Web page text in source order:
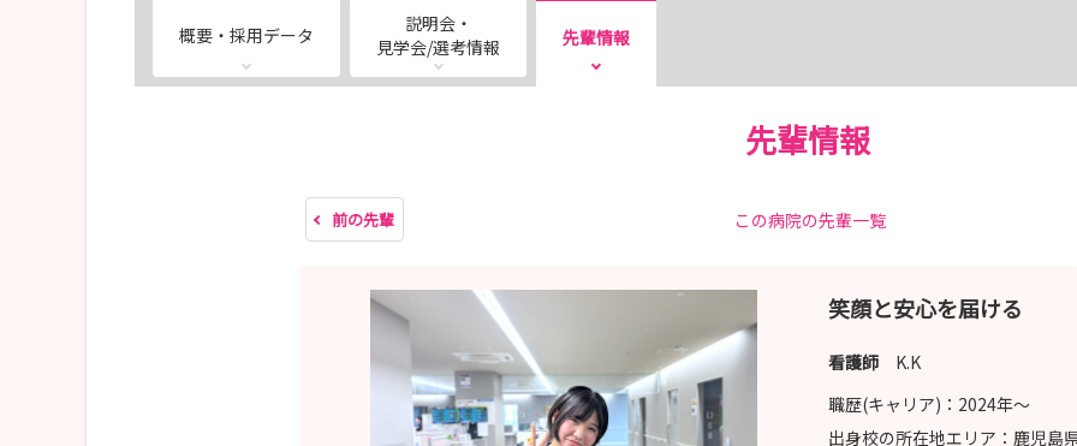
■2027年度 採用試験
試験日時：2026年8月13日（木）10：00～12：00
※第3期以降は随時ご相談のうえ対応いたします。
概要・採用データ
説明会・
見学会/選考情報
先輩情報
先輩情報
前の先輩 この病院の先輩一覧
笑顔と安心を届ける
看護師 K.K
職歴(キャリア)： 2024年〜
出身校の所在地エリア： 鹿児島